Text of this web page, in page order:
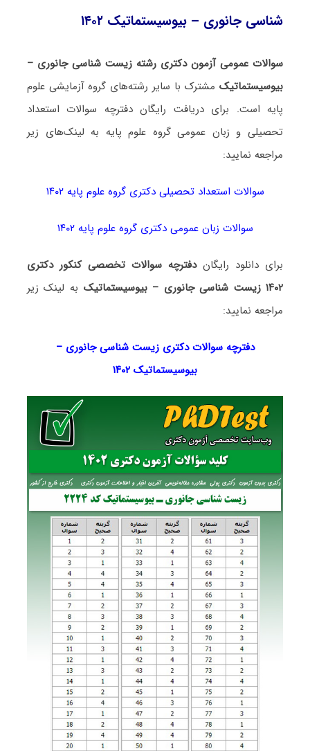
شناسی جانوری – بیوسیستماتیک ۱۴۰۲
سوالات عمومی آزمون دکتری رشته زیست شناسی جانوری –
بیوسیستماتیکمشترک با سایر رشته‌های گروه آزمایشی علوم
پایه است. برای دریافت رایگان دفترچه سوالات استعداد
تحصیلی و زبان عمومی گروه علوم پایه به لینک‌های زیر
مراجعه نمایید:
سوالات استعداد تحصیلی دکتری گروه علوم پایه ۱۴۰۲
سوالات زبان عمومی دکتری گروه علوم پایه ۱۴۰۲
برای دانلود رایگاندفترچه سوالات تخصصی کنکور دکتری
۱۴۰۲ زیست شناسی جانوری – بیوسیستماتیک
به لینک زیر
مراجعه نمایید:
دفترچه سوالات دکتریزیست شناسی جانوری –
بیوسیستماتیک ۱۴۰۲